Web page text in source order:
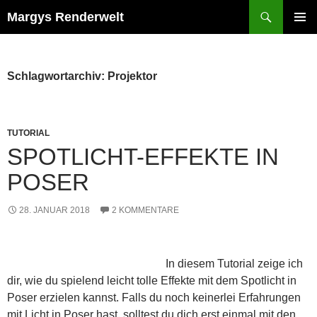
Inhalt
Margys Renderwelt
Schlagwortarchiv: Projektor
TUTORIAL
SPOTLICHT-EFFEKTE IN
POSER
28. JANUAR 2018 2 KOMMENTARE
In diesem Tutorial zeige ich
dir, wie du spielend leicht tolle Effekte mit dem Spotlicht in
Poser erzielen kannst. Falls du noch keinerlei Erfahrungen
mit Licht in Poser hast, solltest du dich erst einmal mit den